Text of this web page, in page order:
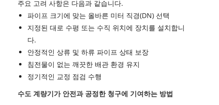
주요 고려 사항은 다음과 같습니다.
파이프 크기에 맞는 올바른 미터 직경(DN) 선택
지정된 대로 수평 또는 수직 위치에 장치를 설치합니
다.
안정적인 상류 및 하류 파이프 상태 보장
침전물이 없는 깨끗한 배관 환경 유지
정기적인 교정 점검 수행
수도 계량기가 안전과 공정한 청구에 기여하는 방법